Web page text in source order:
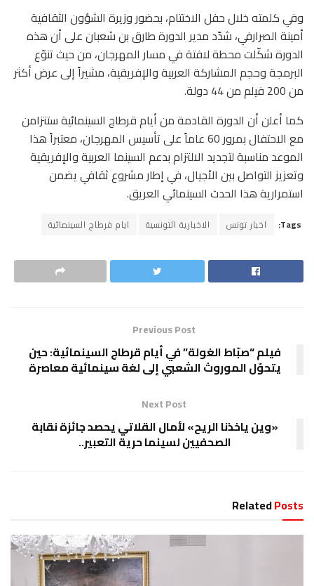
وفي كلمته خلال حفل الاختتام، بحضور وزيرة الشؤون الثقافية
أمينة الصرارفي، شدّد مدير الدورة طارق بن شعبان على أن هذه
الدورة شكّلت محطة لافتة في مسار المهرجان، من حيث تنوّع
البرمجة وحجم المشاركة العربية والإفريقية، مشيراً إلى عرض أكثر
من 200 فيلم من 44 دولة.
كما أعلن أن الدورة القادمة من أيام قرطاج السينمائية ستتزامن
مع الاحتفال بمرور 60 عاماً على تأسيس المهرجان، معتبراً هذا
الموعد مناسبة لتجديد الالتزام بدعم السينما العربية والإفريقية
وتعزيز التواصل بين الأجيال، في إطار مشروع ثقافي يضمن
استمرارية هذا الحدث السينمائي العريق.
Tags: اخبار تونس الاخبارية التونسية ايام فرطاج السينمائية
Previous Post
فيلم “صبّاط الغولة” في أيام قرطاج السينمائية: حين
يتحوّل الموروث الشعبي إلى لغة سينمائية معاصرة
Next Post
«وين ياخذنا الريح» لأمال القلاتي يحصد جائزة نقابة
الصحفيين لسينما حرية التعبير..
RelatedPosts